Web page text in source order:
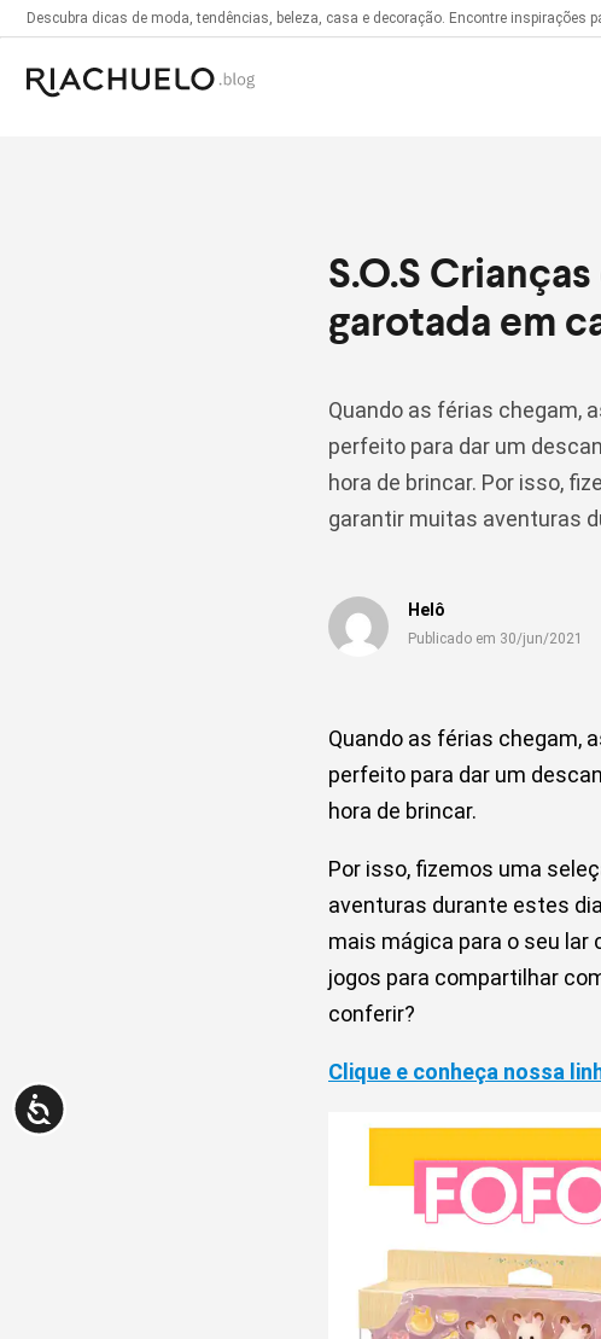
Descubra dicas de moda, tendências, beleza, casa e decoração. Encontre inspirações
S.O.S
garotada em
Quando as férias chegam,
perfeito para dar um
hora de brincar. Por isso,
garantir muitas aventuras
Helô
Publicado em 30/jun/2021
Quando as férias chegam,
perfeito para dar um
hora de brincar.
Por isso, fizemos uma
aventuras durante estes
mais mágica para o seu lar
jogos para compartilhar
conferir?
Clique e conheça nossa